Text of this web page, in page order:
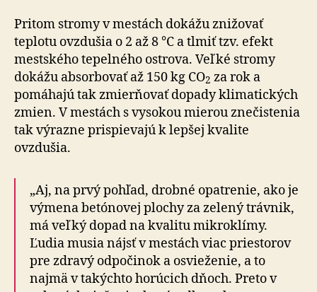
Pritom stromy v mestách dokážu znižovať
teplotu ovzdušia o 2 až 8 °C a tlmiť tzv. efekt
mestského tepelného ostrova. Veľké stromy
dokážu absorbovať až 150 kg CO2 za rok a
pomáhajú tak zmierňovať dopady klimatických
zmien. V mestách s vysokou mierou znečistenia
tak výrazne prispievajú k lepšej kvalite
ovzdušia.
„Aj, na prvý pohľad, drobné opatrenie, ako je
výmena betónovej plochy za zelený trávnik,
má veľký dopad na kvalitu mikroklímy.
Ľudia musia nájsť v mestách viac priestorov
pre zdravý odpočinok a osvieženie, a to
najmä v takýchto horúcich dňoch. Preto v